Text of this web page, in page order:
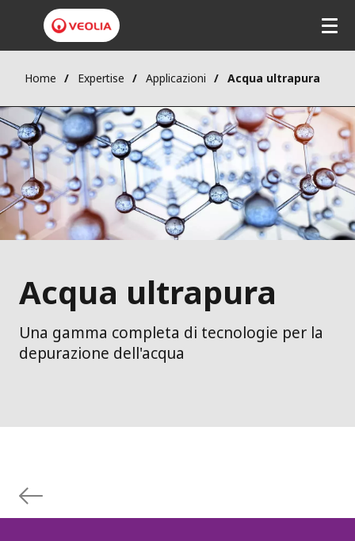
Home Expertise Applicazioni Acqua ultrapura
Acqua ultrapura
Una gamma completa di tecnologie per la
depurazione dell'acqua